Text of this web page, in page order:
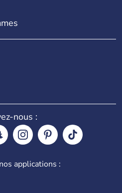
nous :
applications :